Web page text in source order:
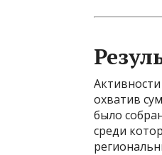
охватив
было
среди